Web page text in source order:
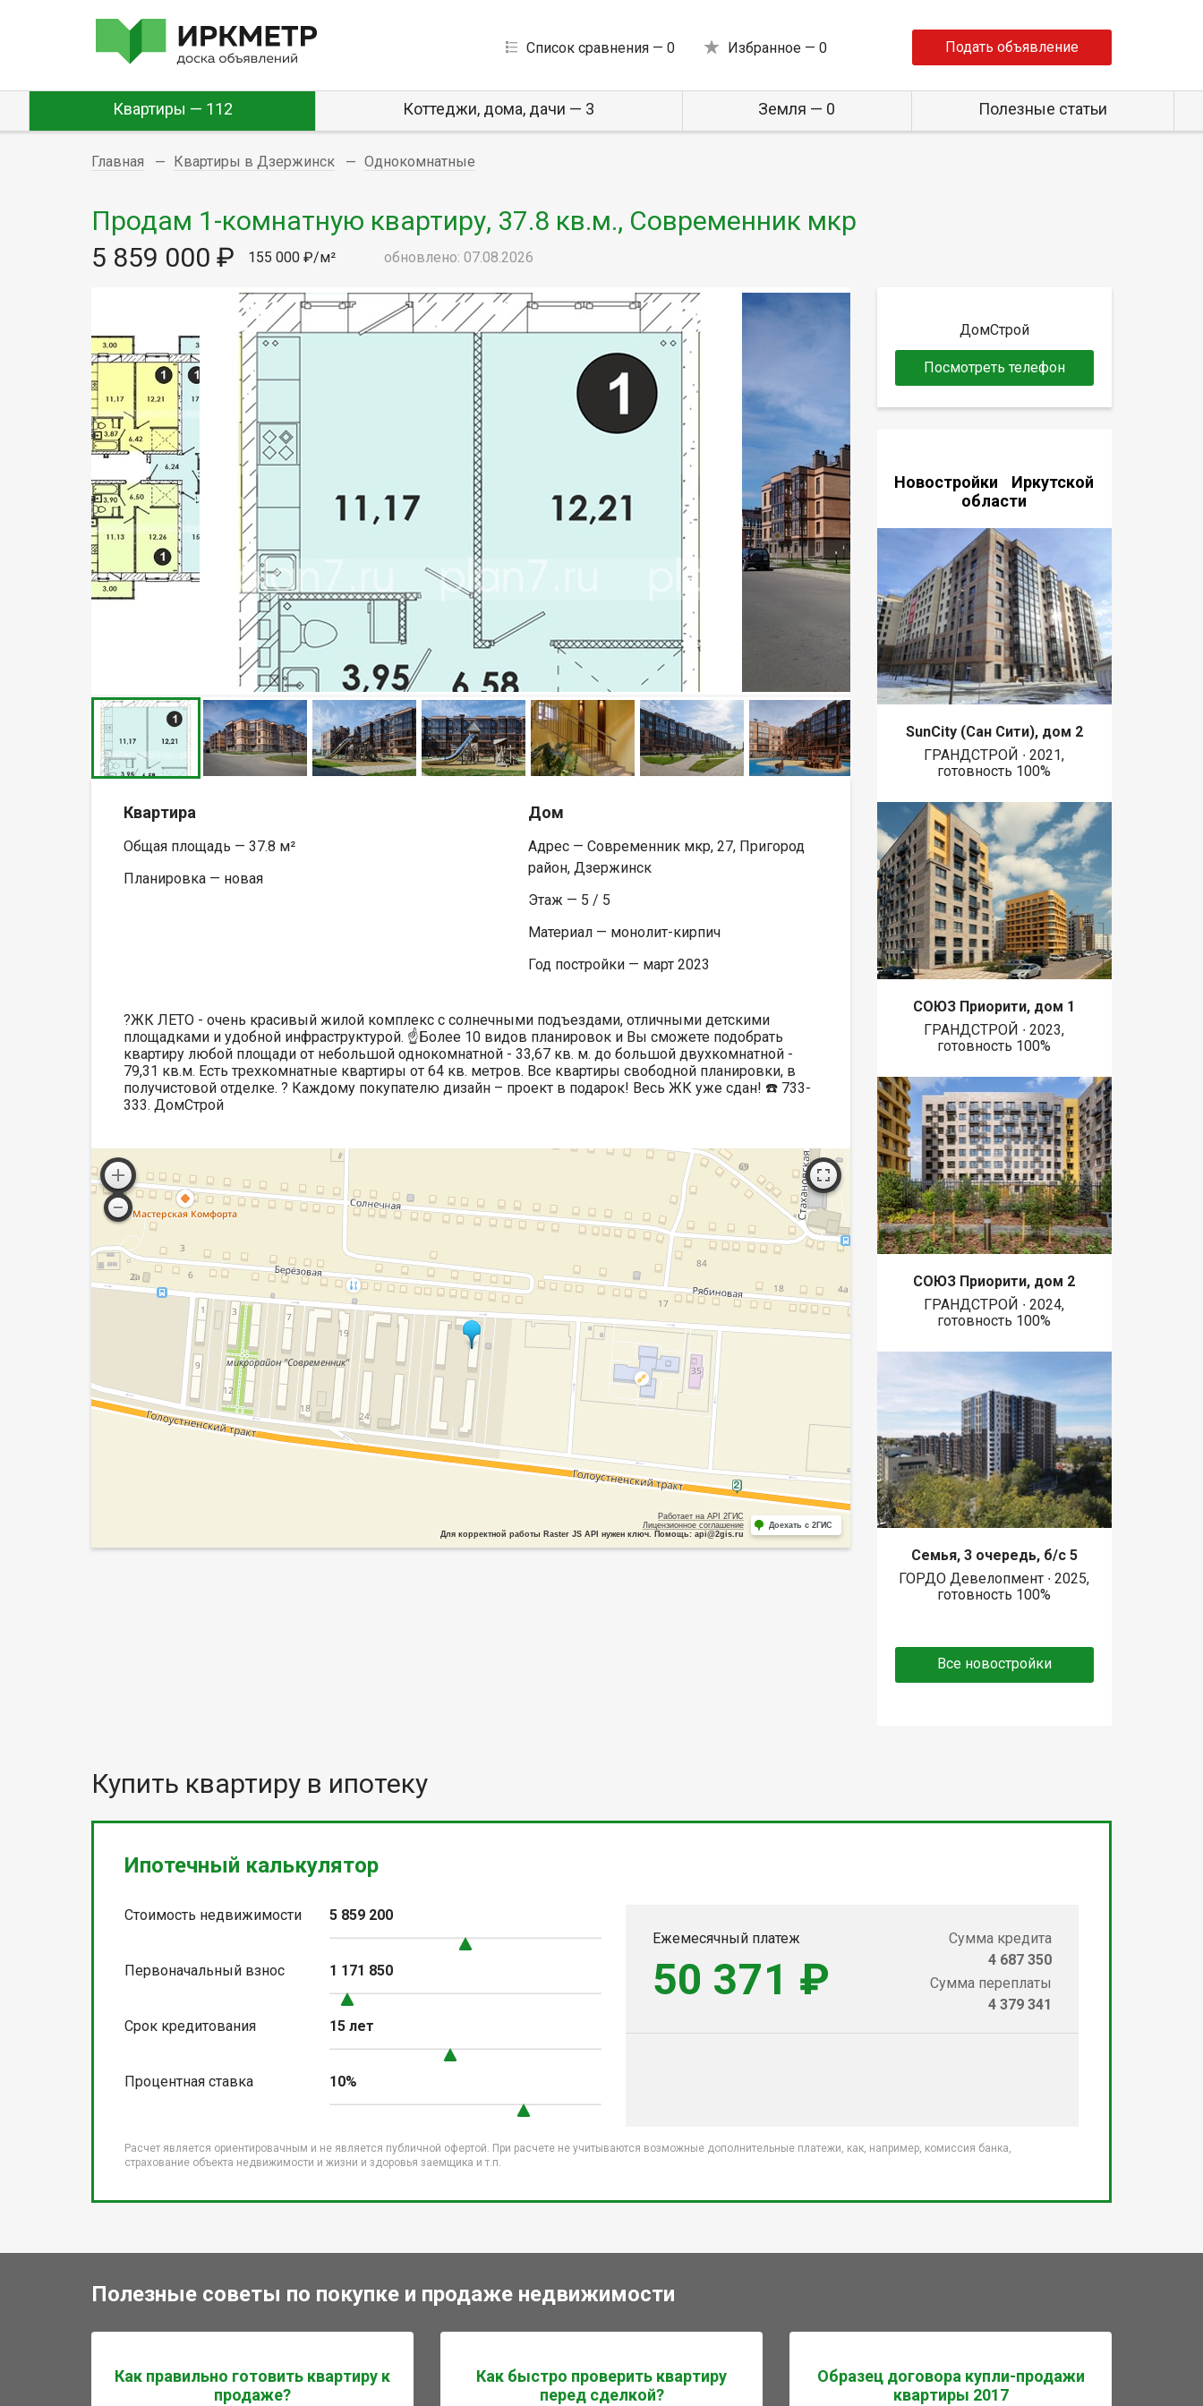
Список сравнения — 0 Избранное — 0 Подать объявление
Квартиры — 112 Коттеджи, дома, дачи — 3 Земля — 0 Полезные статьи
Главная Квартиры в Дзержинск Однокомнатные
Продам 1-комнатную квартиру, 37.8 кв.м., Современник мкр
5 859 000 ₽
155 000 ₽/м² обновлено: 07.08.2026
Квартира
Общая площадь — 37.8 м²
Планировка — новая
Дом
Адрес — Современник мкр, 27, Пригород
район, Дзержинск
Этаж — 5 / 5
Материал — монолит-кирпич
Год постройки — март 2023
?ЖК ЛЕТО - очень красивый жилой комплекс с солнечными подъездами, отличными детскими
площадками и удобной инфраструктурой. ☝️Более 10 видов планировок и Вы сможете подобрать
квартиру любой площади от небольшой однокомнатной - 33,67 кв. м. до большой двухкомнатной -
79,31 кв.м. Есть трехкомнатные квартиры от 64 кв. метров. Все квартиры свободной планировки, в
получистовой отделке. ? Каждому покупателю дизайн – проект в подарок! Весь ЖК уже сдан! ☎️ 733-
333. ДомСтрой
Работает на API 2ГИС
Лицензионное соглашение
Для корректной работы Raster JS API нужен ключ. Помощь: api@2gis.ru
Доехать с 2ГИС
ДомСтрой
Посмотреть телефон
Новостройки Иркутской
области
SunCity (Сан Сити), дом 2
ГРАНДСТРОЙ ∙ 2021,
готовность 100%
СОЮЗ Приорити, дом 1
ГРАНДСТРОЙ ∙ 2023,
готовность 100%
СОЮЗ Приорити, дом 2
ГРАНДСТРОЙ ∙ 2024,
готовность 100%
Семья, 3 очередь, б/с 5
ГОРДО Девелопмент ∙ 2025,
готовность 100%
Все новостройки
Купить квартиру в ипотеку
Ипотечный калькулятор
Стоимость недвижимости 5 859 200
Первоначальный взнос 1 171 850
Срок кредитования 15 лет
Процентная ставка 10%
Ежемесячный платеж
50 371 ₽
Сумма кредита
4 687 350
Сумма переплаты
4 379 341
Расчет является ориентировачным и не является публичной офертой. При расчете не учитываются возможные дополнительные платежи, как, например, комиссия банка,
страхование объекта недвижимости и жизни и здоровья заемщика и т.п.
Полезные советы по покупке и продаже недвижимости
Как правильно готовить квартиру к
продаже?
Как быстро проверить квартиру
перед сделкой?
Образец договора купли-продажи
квартиры 2017